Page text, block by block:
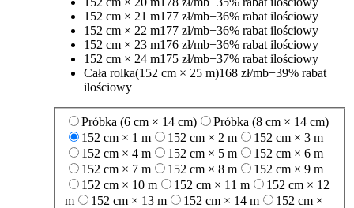
152 cm × 21 m177 zł/mb−36% rabat ilościowy
152 cm × 22 m177 zł/mb−36% rabat ilościowy
152 cm × 23 m176 zł/mb−36% rabat ilościowy
152 cm × 24 m175 zł/mb−37% rabat ilościowy
Cała rolka(152 cm × 25 m)168 zł/mb−39% rabat
ilościowy
Próbka (6 cm × 14 cm)
Próbka (8 cm × 14 cm)
152 cm × 1 m
152 cm × 2 m
152 cm × 3 m
152 cm × 4 m
152 cm × 5 m
152 cm × 6 m
152 cm × 7 m
152 cm × 8 m
152 cm × 9 m
152 cm × 10 m
152 cm × 11 m
152 cm × 12
m
152 cm × 13 m 152 cm × 14 m
152 cm ×